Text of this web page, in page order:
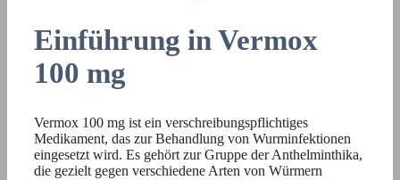
Einführung in Vermox
100 mg
Vermox 100 mg ist ein verschreibungspflichtiges
Medikament, das zur Behandlung von Wurminfektionen
eingesetzt wird. Es gehört zur Gruppe der Anthelminthika,
die gezielt gegen verschiedene Arten von Würmern